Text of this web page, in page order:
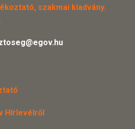
szakmai kiadvány.
Hírlevélről